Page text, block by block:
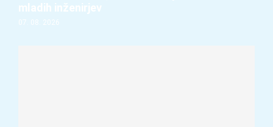
mladih inženirjev
07. 08. 2026